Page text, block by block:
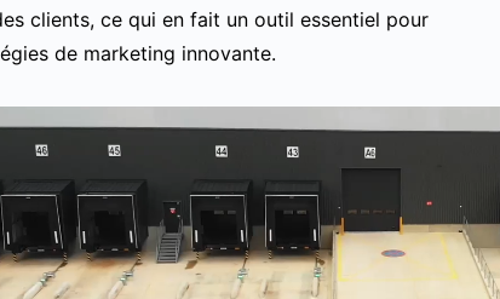
clients, ce qui en fait un outil essentiel pour
de marketing innovante.